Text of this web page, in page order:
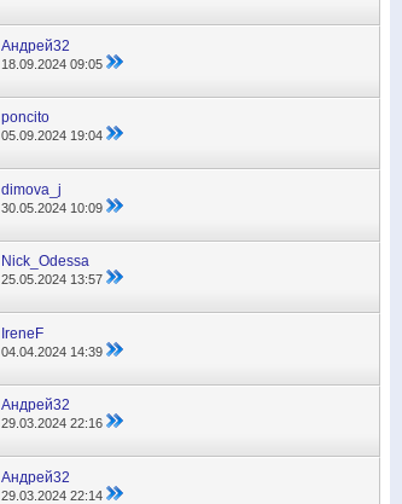
Андрей32
18.09.202409:05
poncito
05.09.2024 19:04
dimova_j
30.05.2024 10:09
Nick_Odessa
25.05.2024 13:57
IreneF
04.04.2024 14:39
Андрей32
29.03.202422:16
Андрей32
29.03.202422:14